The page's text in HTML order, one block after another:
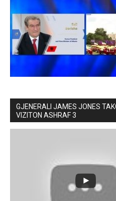
GJENERALI JAMES JONES
VIZITON ASHRAF 3